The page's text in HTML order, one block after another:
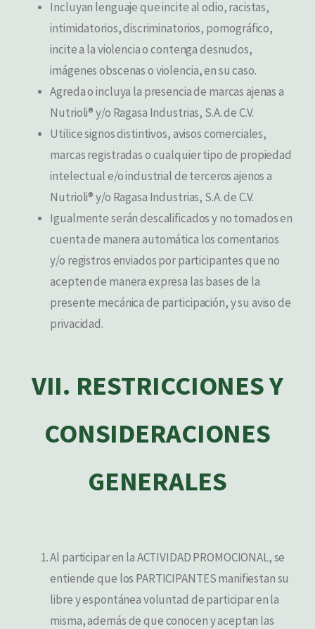
Incluyan lenguaje que incite al odio, racistas,
intimidatorios, discriminatorios, pornográfico,
incite a la violencia o contenga desnudos,
imágenes obscenas o violencia, en su caso.
Agreda o incluya la presencia de marcas ajenas a
Nutrioli® y/o Ragasa Industrias, S.A. de C.V.
Utilice signos distintivos, avisos comerciales,
marcas registradas o cualquier tipo de propiedad
intelectual e/o industrial de terceros ajenos a
Nutrioli® y/o Ragasa Industrias, S.A. de C.V.
Igualmente serán descalificados y no tomados en
cuenta de manera automática los comentarios
y/o registros enviados por participantes que no
acepten de manera expresa las bases de la
presente mecánica de participación, y su aviso de
privacidad.
VII. RESTRICCIONES Y
CONSIDERACIONES
GENERALES
Al participar en la ACTIVIDAD PROMOCIONAL, se
entiende que los PARTICIPANTES manifiestan su
libre y espontánea voluntad de participar en la
misma, además de que conocen y aceptan las